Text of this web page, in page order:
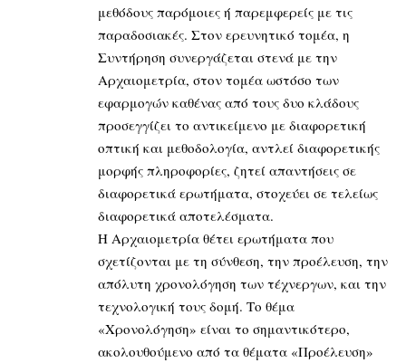
μεθόδους παρόμοιες ή παρεμφερείς με τις
παραδοσιακές. Στον ερευνητικό τομέα, η
Συντήρηση συνεργάζεται στενά με την
Αρχαιομετρία, στον τομέα ωστόσο των
εφαρμογών καθένας από τους δυο κλάδους
προσεγγίζει το αντικείμενο με διαφορετική
οπτική και μεθοδολογία, αντλεί διαφορετικής
μορφής πληροφορίες, ζητεί απαντήσεις σε
διαφορετικά ερωτήματα, στοχεύει σε τελείως
διαφορετικά αποτελέσματα.
Η Αρχαιομετρία θέτει ερωτήματα που
σχετίζονται με τη σύνθεση, την προέλευση, την
απόλυτη χρονολόγηση των τέχνεργων, και την
τεχνολογική τους δομή. Το θέμα
«Χρονολόγηση» είναι το σημαντικότερο,
ακολουθούμενο από τα θέματα «Προέλευση»